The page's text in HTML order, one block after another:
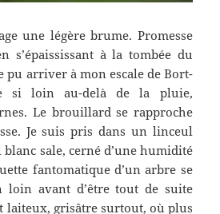
une légère brume. Promesse
s’épaississant à la tombée du
pu arriver à mon escale de Bort-
si loin au-delà de la pluie,
Le brouillard se rapproche
Je suis pris dans un linceul
sale, cerné d’une humidité
fantomatique d’un arbre se
loin avant d’être tout de suite
laiteux, grisâtre surtout, où plus